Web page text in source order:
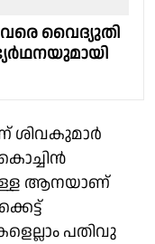
വൈദ്യുതി
ശിവകുമാർ
ആനയാണ്
പതിവു